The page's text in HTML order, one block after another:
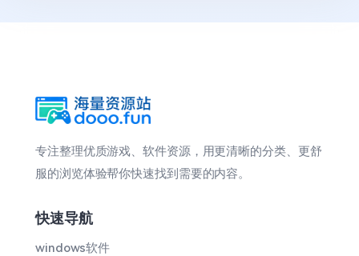
专注整理优质游戏、软件资源，用更清晰的分类、更舒
服的浏览体验帮你快速找到需要的内容。
快速导航
windows软件